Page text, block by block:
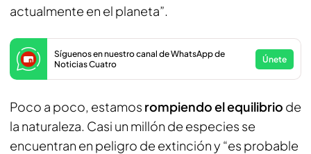
actualmente en el planeta”.
Síguenos en nuestro canal de WhatsApp de
Noticias Cuatro
Únete
Poco a poco, estamos rompiendo el equilibrio de
la naturaleza. Casi un millón de especies se
encuentran en peligro de extinción y “es probable